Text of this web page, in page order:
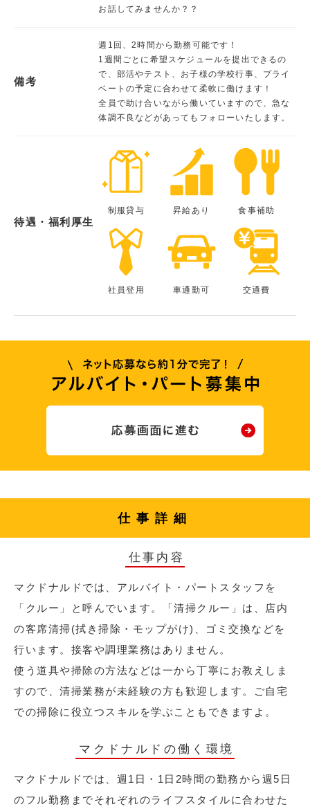
お話してみませんか？？
備考
週1回、2時間から勤務可能です！
1週間ごとに希望スケジュールを提出できるの
で、部活やテスト、お子様の学校行事、プライ
ベートの予定に合わせて柔軟に働けます！
全員で助け合いながら働いていますので、急な
体調不良などがあってもフォローいたします。
待遇・福利厚生
制服貸与 昇給あり 食事補助
社員登用 車通勤可 交通費
仕事詳細
仕事内容
マクドナルドでは、アルバイト・パートスタッフを
「クルー」と呼んでいます。「清掃クルー」は、店内
の客席清掃(拭き掃除・モップがけ)、ゴミ交換などを
行います。接客や調理業務はありません。
使う道具や掃除の方法などは一から丁寧にお教えしま
すので、清掃業務が未経験の方も歓迎します。ご自宅
での掃除に役立つスキルを学ぶこともできますよ。
マクドナルドの働く環境
マクドナルドでは、週1日・1日2時間の勤務から週5日
のフル勤務までそれぞれのライフスタイルに合わせた